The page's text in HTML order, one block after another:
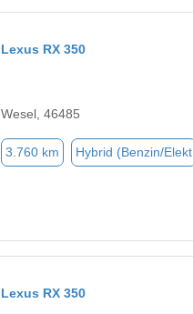
Lexus RX 350
Wesel, 46485
3.760 km Hybrid (Benzin/Elekt
Lexus RX 350